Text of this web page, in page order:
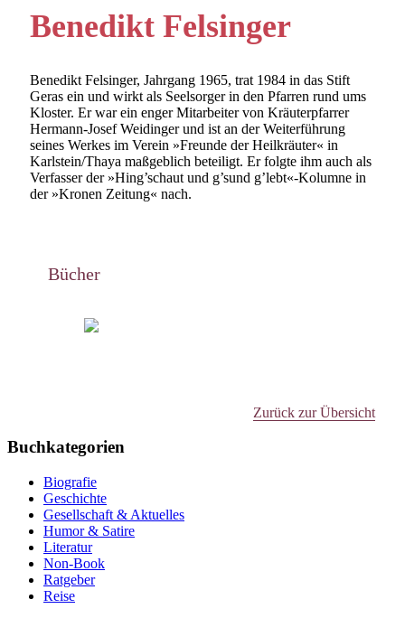
Benedikt Felsinger
Benedikt Felsinger, Jahrgang 1965, trat 1984 in das Stift
Geras ein und wirkt als Seelsorger in den Pfarren rund ums
Kloster. Er war ein enger Mitarbeiter von Kräuterpfarrer
Hermann-Josef Weidinger und ist an der Weiterführung
seines Werkes im Verein »Freunde der Heilkräuter« in
Karlstein/Thaya maßgeblich beteiligt. Er folgte ihm auch als
Verfasser der »Hing’schaut und g’sund g’lebt«-Kolumne in
der »Kronen Zeitung« nach.
Bücher
Zurück zur Übersicht
Buchkategorien
Biografie
Geschichte
Gesellschaft & Aktuelles
Humor & Satire
Literatur
Non-Book
Ratgeber
Reise